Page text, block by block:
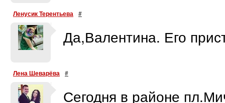
Ленусик Терентьева #
Да,Валентина. Его
Лена Шеварёва #
Сегодня в районе